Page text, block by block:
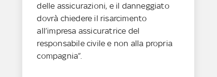
delle assicurazioni, e il danneggiato
dovrà chiedere il risarcimento
all’impresa assicuratrice del
responsabile civile e non alla propria
compagnia”.